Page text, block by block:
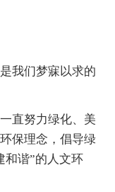
我们梦寐以求的
直努力绿化、美
保理念，倡导绿
和谐”的人文环